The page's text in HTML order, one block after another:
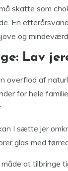
skatte som
En
og
Lav
overflod af
for hele
I sætte jer
glas med
at tilbringe